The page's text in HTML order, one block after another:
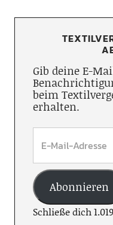
Gib deine E-
beim
erhalten.
Abonnieren
Schließe dich